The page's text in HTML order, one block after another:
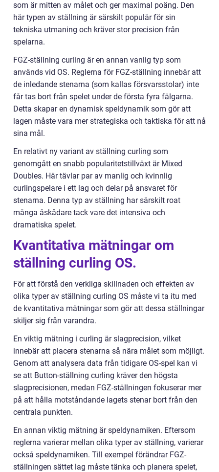
som är mitten av målet och ger maximal poäng. Den
här typen av ställning är särskilt populär för sin
tekniska utmaning och kräver stor precision från
spelarna.
FGZ-ställning curling är en annan vanlig typ som
används vid OS. Reglerna för FGZ-ställning innebär att
de inledande stenarna (som kallas försvarsstolar) inte
får tas bort från spelet under de första fyra fälgarna.
Detta skapar en dynamisk speldynamik som gör att
lagen måste vara mer strategiska och taktiska för att nå
sina mål.
En relativt ny variant av ställning curling som
genomgått en snabb popularitetstillväxt är Mixed
Doubles. Här tävlar par av manlig och kvinnlig
curlingspelare i ett lag och delar på ansvaret för
stenarna. Denna typ av ställning har särskilt roat
många åskådare tack vare det intensiva och
dramatiska spelet.
Kvantitativa mätningar om
ställning curling OS.
För att förstå den verkliga skillnaden och effekten av
olika typer av ställning curling OS måste vi ta itu med
de kvantitativa mätningar som gör att dessa ställningar
skiljer sig från varandra.
En viktig mätning i curling är slagprecision, vilket
innebär att placera stenarna så nära målet som möjligt.
Genom att analysera data från tidigare OS-spel kan vi
se att Button-ställning curling kräver den högsta
slagprecisionen, medan FGZ-ställningen fokuserar mer
på att hålla motståndande lagets stenar bort från den
centrala punkten.
En annan viktig mätning är speldynamiken. Eftersom
reglerna varierar mellan olika typer av ställning, varierar
också speldynamiken. Till exempel förändrar FGZ-
ställningen sättet lag måste tänka och planera spelet,